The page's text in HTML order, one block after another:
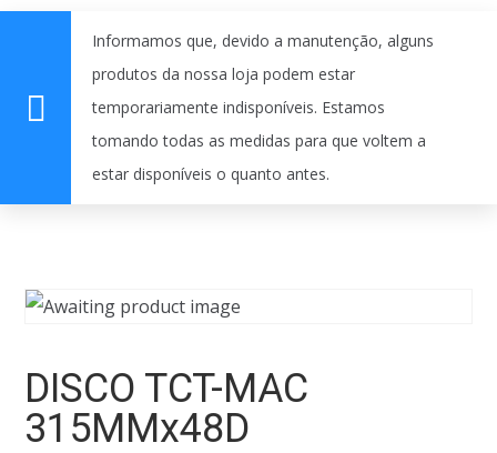
Informamos que, devido a manutenção, alguns
produtos da nossa loja podem estar
temporariamente indisponíveis. Estamos
tomando todas as medidas para que voltem a
estar disponíveis o quanto antes.
DISCO TCT-MAC
315MMx48D